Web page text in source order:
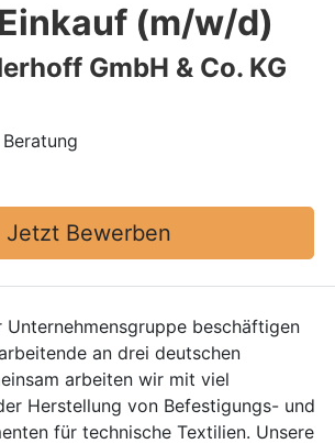
(m/w/d)
GmbH & Co. KG
Jetzt Bewerben
Unternehmensgruppe beschäftigen
an drei deutschen
arbeiten wir mit viel
Herstellung von Befestigungs- und
für technische Textilien. Unsere